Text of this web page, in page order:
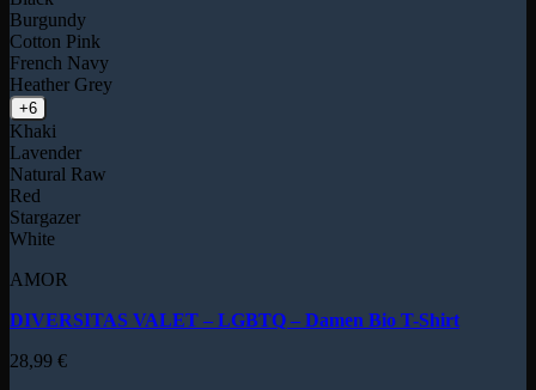
Burgundy
Cotton Pink
French Navy
Heather Grey
+6
Khaki
Lavender
Natural Raw
Red
Stargazer
White
AMOR
DIVERSITAS VALET – LGBTQ – Damen Bio T-Shirt
28,99 €